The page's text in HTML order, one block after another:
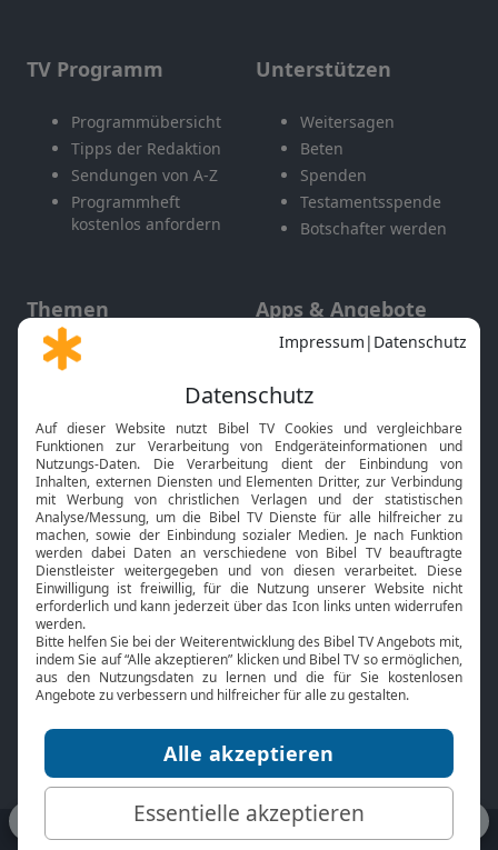
TV Programm
Programmübersicht
Tipps der Redaktion
Sendungen von A-Z
Programmheft
kostenlos anfordern
Unterstützen
Weitersagen
Beten
Spenden
Testamentsspende
Botschafter werden
Themen
Gott und Bibel erklärt
Neuigkeiten
Apps & Angebote
Mobile App
Smart TV
HbbTV
Bibelthek Online-Bibel
Nächster Gottesdienst
Bibel TV
Über uns
Jobs
Mediadaten
Service
Kontakt
TV-Empfang
bibeltv.de: Impressum
Datenschutz